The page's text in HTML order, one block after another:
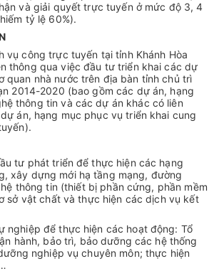
và giải quyết trực tuyến ở mức độ 3, 4
tỷ lệ 60%).
vụ công trực tuyến tại tỉnh Khánh Hòa
thông qua việc đầu tư triển khai các dự
quan nhà nước trên địa bàn tỉnh chủ trì
2014-2020 (bao gồm các dự án, hạng
thông tin và các dự án khác có liên
án, hạng mục phục vụ triển khai cung
tư phát triển để thực hiện các hạng
xây dựng mới hạ tầng mạng, đường
thông tin (thiết bị phần cứng, phần mềm
sở vật chất và thực hiện các dịch vụ kết
nghiệp để thực hiện các hoạt động: Tổ
hành, bảo trì, bảo dưỡng các hệ thống
nghiệp vụ chuyên môn; thực hiện